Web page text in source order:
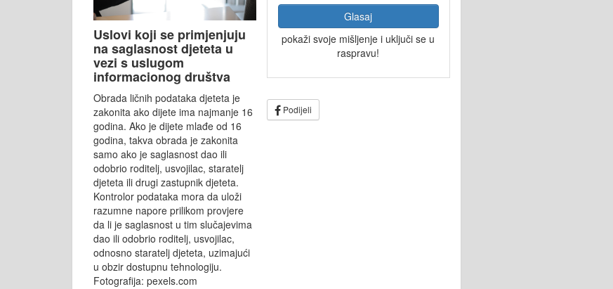
Uslovi koji se primjenjuju
na saglasnost djeteta u
vezi s uslugom
informacionog društva
Obrada ličnih podataka djeteta je
zakonita ako dijete ima najmanje 16
godina. Ako je dijete mlađe od 16
godina, takva obrada je zakonita
samo ako je saglasnost dao ili
odobrio roditelj, usvojilac, staratelj
djeteta ili drugi zastupnik djeteta.
Kontrolor podataka mora da uloži
razumne napore prilikom provjere
da li je saglasnost u tim slučajevima
dao ili odobrio roditelj, usvojilac,
odnosno staratelj djeteta, uzimajući
u obzir dostupnu tehnologiju.
Fotografija: pexels.com
Glasaj
pokaži svoje mišljenje i uključi se u
raspravu!
Podijeli